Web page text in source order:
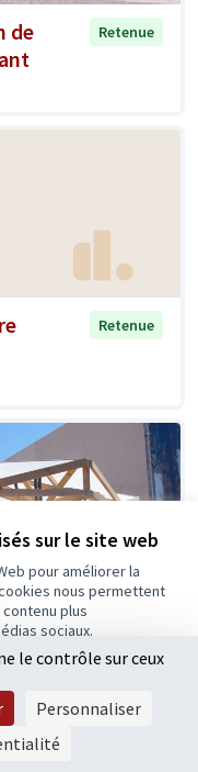
sur le site web
pour améliorer la
nous permettent
plus
sociaux.
essentiels
de
Retenue
Retenue
pour
le contrôle sur ceux
Personnaliser